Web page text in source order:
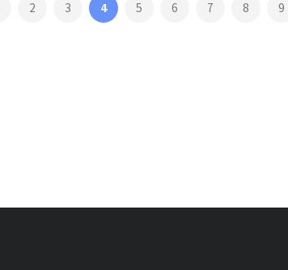
2 3 4 5 6 7 8 9